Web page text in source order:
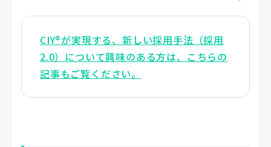
CIY®が実現する、新しい採用手法（採用
2.0）について興味のある方は、こちらの
記事もご覧ください。